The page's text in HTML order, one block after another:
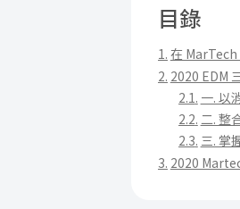
目錄
在 MarTech
2020 EDM
一. 以
二. 整
三. 掌
2020